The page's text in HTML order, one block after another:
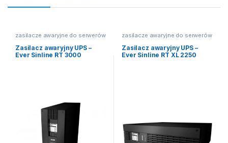
zasilacze awaryjne do serwerów
Zasilacz awaryjny UPS –
Ever Sinline RT 3000
zasilacze awaryjne do serwerów
Zasilacz awaryjny UPS –
Ever Sinline RT XL 2250